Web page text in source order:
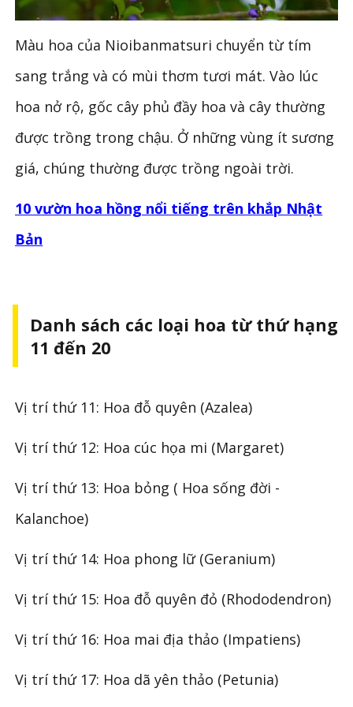
Màu hoa của Nioibanmatsuri chuyển từ tím
sang trắng và có mùi thơm tươi mát. Vào lúc
hoa nở rộ, gốc cây phủ đầy hoa và cây thường
được trồng trong chậu. Ở những vùng ít sương
giá, chúng thường được trồng ngoài trời.
10 vườn hoa hồng nổi tiếng trên khắp Nhật
Bản
Danh sách các loại hoa từ thứ hạng
11 đến 20
Vị trí thứ 11: Hoa đỗ quyên (Azalea)
Vị trí thứ 12: Hoa cúc họa mi (Margaret)
Vị trí thứ 13: Hoa bỏng ( Hoa sống đời -
Kalanchoe)
Vị trí thứ 14: Hoa phong lữ (Geranium)
Vị trí thứ 15: Hoa đỗ quyên đỏ (Rhododendron)
Vị trí thứ 16: Hoa mai địa thảo (Impatiens)
Vị trí thứ 17: Hoa dã yên thảo (Petunia)